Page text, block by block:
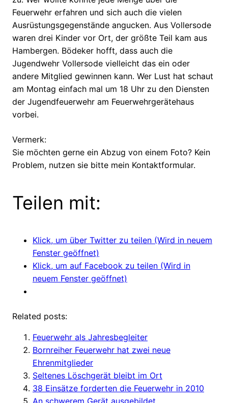
Feuerwehr erfahren und sich auch die vielen
Ausrüstungsgegenstände angucken. Aus Vollersode
waren drei Kinder vor Ort, der größte Teil kam aus
Hambergen. Bödeker hofft, dass auch die
Jugendwehr Vollersode vielleicht das ein oder
andere Mitglied gewinnen kann. Wer Lust hat schaut
am Montag einfach mal um 18 Uhr zu den Diensten
der Jugendfeuerwehr am Feuerwehrgerätehaus
vorbei.
Vermerk:
Sie möchten gerne ein Abzug von einem Foto? Kein
Problem, nutzen sie bitte mein Kontaktformular.
Teilen mit:
Klick, um über Twitter zu teilen (Wird in neuem
Fenster geöffnet)
Klick, um auf Facebook zu teilen (Wird in
neuem Fenster geöffnet)
Related posts:
Feuerwehr als Jahresbegleiter
Bornreiher Feuerwehr hat zwei neue
Ehrenmitglieder
Seltenes Löschgerät bleibt im Ort
38 Einsätze forderten die Feuerwehr in 2010